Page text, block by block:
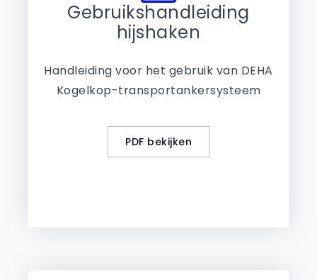
Gebruikshandleiding
hijshaken
Handleiding voor het gebruik van DEHA
Kogelkop-transportankersysteem
PDF bekijken